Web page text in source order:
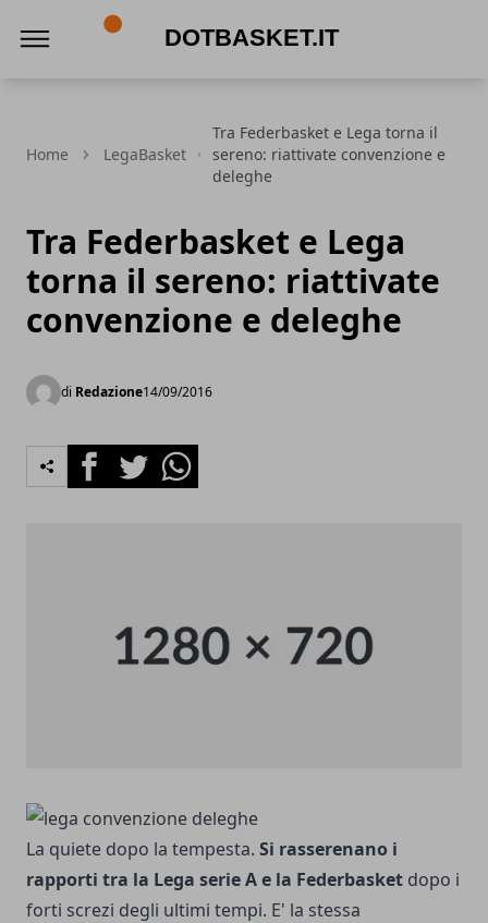
Home LegaBasket
Tra Federbasket e Lega torna il
sereno: riattivate convenzione e
deleghe
Tra Federbasket e Lega
torna il sereno: riattivate
convenzione e deleghe
di Redazione14/09/2016
FacebookTwitterWhatsapp
La quiete dopo la tempesta. Si rasserenano i
rapporti tra la Lega serie A e la Federbasket dopo i
forti screzi degli ultimi tempi. E' la stessa